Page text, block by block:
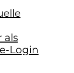
als
Login